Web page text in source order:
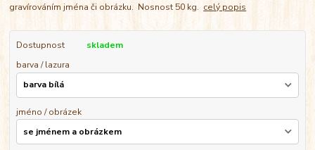
gravírováním jména či obrázku. Nosnost 50 kg. celý popis
Dostupnost
skladem
barva / lazura
jméno / obrázek